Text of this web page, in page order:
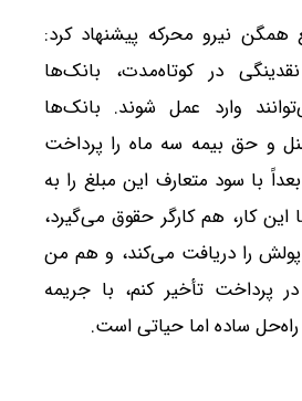
نیرو محرکه پیشنهاد کرد:
در کوتاه‌مدت، بانک‌ها
وارد عمل شوند. بانک‌ها
و حق بیمه سه ماه را پرداخت
با سود متعارف این مبلغ را به
این کار، هم کارگر حقوق می‌گیرد،
را دریافت می‌کند، و هم من
پرداخت تأخیر کنم، با جریمه
ساده اما حیاتی است.